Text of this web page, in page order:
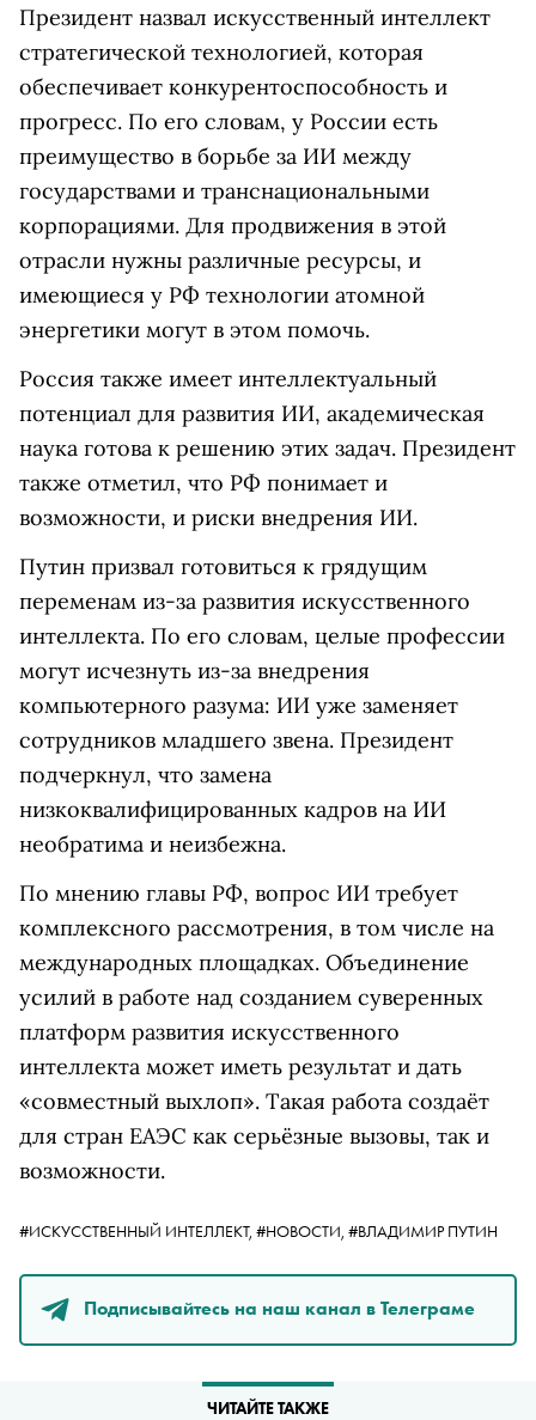
Президент назвал искусственный интеллект
стратегической технологией, которая
обеспечивает конкурентоспособность и
прогресс. По его словам, у России есть
преимущество в борьбе за ИИ между
государствами и транснациональными
корпорациями. Для продвижения в этой
отрасли нужны различные ресурсы, и
имеющиеся у РФ технологии атомной
энергетики могут в этом помочь.
Россия также имеет интеллектуальный
потенциал для развития ИИ, академическая
наука готова к решению этих задач. Президент
также отметил, что РФ понимает и
возможности, и риски внедрения ИИ.
Путин призвал готовиться к грядущим
переменам из-за развития искусственного
интеллекта. По его словам, целые профессии
могут исчезнуть из-за внедрения
компьютерного разума: ИИ уже заменяет
сотрудников младшего звена. Президент
подчеркнул, что замена
низкоквалифицированных кадров на ИИ
необратима и неизбежна.
По мнению главы РФ, вопрос ИИ требует
комплексного рассмотрения, в том числе на
международных площадках. Объединение
усилий в работе над созданием суверенных
платформ развития искусственного
интеллекта может иметь результат и дать
«совместный выхлоп». Такая работа создаёт
для стран ЕАЭС как серьёзные вызовы, так и
возможности.
#ИСКУССТВЕННЫЙ ИНТЕЛЛЕКТ, #НОВОСТИ, #ВЛАДИМИР ПУТИН
Подписывайтесь на наш канал в Телеграме
ЧИТАЙТЕ ТАКЖЕ